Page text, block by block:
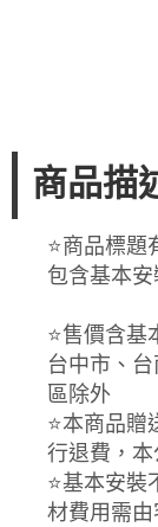
商品描
⭐️商品標
包含基本
⭐️售價含
台中市、
區除外
⭐️本商品
行退費，
⭐️基本安
材費用需